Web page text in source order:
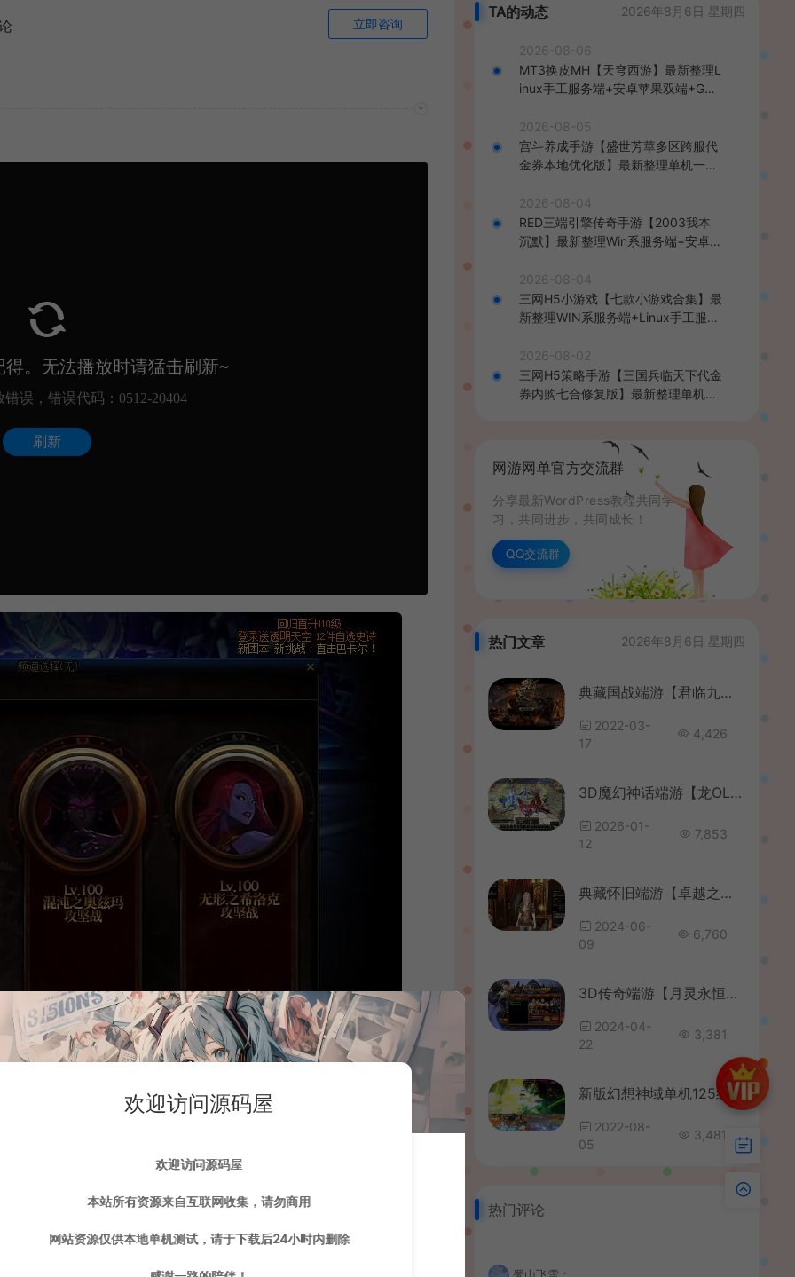
立即咨询
TA的动态 2026年8月6日 星期四
2026-08-06
MT3换皮MH【天穹西游】最新整理L
inux手工服务端+安卓苹果双端+GM
教程
2026-08-05
宫斗养成手游【盛世芳華多区跨服代
金券本地优化版】最新整理单机一键
后台+安卓+详细搭建教程
2026-08-04
RED三端引擎传奇手游【2003我本
沉默】最新整理Win系服务端+安卓苹
2026-08-04
三网H5小游戏【七款小游戏合集】最
新整理WIN系服务端+Linux手工服务
2026-08-02
三网H5策略手游【三国兵临天下代金
券内购七合修复版】最新整理单机一
端+详细搭建教程+视频教程
网游网单官方交流群
分享最新WordPress教程共同学
习，共同进步，共同成长！
QQ交流群
热门文章 2026年8月6日 星期四
典藏国战端游【君临九州】最新整理Win一键即玩服务端+GM充值+解包工具+详细搭建教程
2022-03-
17
4,426
3D魔幻神话端游【龙OL之梦龙元神版】最新整理Win系服务端+网页注册+GM工具+GM命令+PC客户端+详细搭建教程+视频教程
2026-01-
12
7,853
典藏怀旧端游【卓越之剑汉化版】最新整理WIN系半手工服务端+PC客户端+详细搭建教程
2024-06-
09
6,760
3D传奇端游【月灵永恒传奇六职业侍女版V1.72】最新整理Win一键服务端+修改工具+GM命令+PC客户端+单机+详细外网搭建教程
2024-04-
22
3,381
新版幻想神域单机125级14职业新地图时装坐骑源神送GM网游单机PC
2022-08-
05
3,481
热门评论
蜀山飞雪：
欢迎访问源码屋
欢迎访问源码屋
本站所有资源来自互联网收集，请勿商用
网站资源仅供本地单机测试，请于下载后24小时内删除